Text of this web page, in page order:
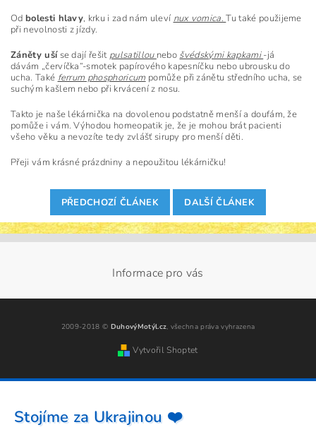
Od bolesti hlavy, krku i zad nám uleví nux vomica.Tu také použijeme
při nevolnosti z jízdy.
Záněty ušíse dají řešit pulsatillou nebo švédskými kapkami-já
dávám „červíčka“-smotek papírového kapesníčku nebo ubrousku do
ucha. Také ferrum phosphoricum pomůže při zánětu středního ucha, se
suchým kašlem nebo při krvácení z nosu.
Takto je naše lékárnička na dovolenou podstatně menší a doufám, že
pomůže i vám. Výhodou homeopatik je, že je mohou brát pacienti
všeho věku a nevozíte tedy zvlášť sirupy pro menší děti.
Přeji vám krásné prázdniny a nepoužitou lékárničku!
PŘEDCHOZÍ ČLÁNEK DALŠÍ ČLÁNEK
Informace pro vás
2009-2018 © DuhovýMotýl.cz, všechna práva vyhrazena
Vytvořil Shoptet
Stojíme za Ukrajinou ❤️